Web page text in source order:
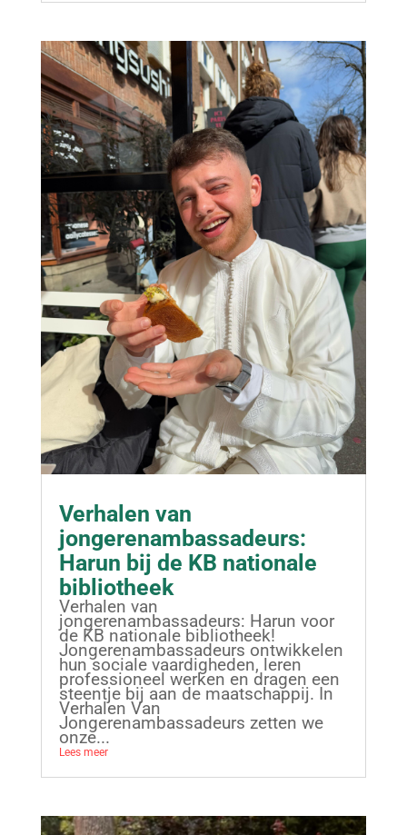
Verhalen van
jongerenambassadeurs:
Harun bij de KB nationale
bibliotheek
Verhalen van
jongerenambassadeurs: Harun voor
de KB nationale bibliotheek!
Jongerenambassadeurs ontwikkelen
hun sociale vaardigheden, leren
professioneel werken en dragen een
steentje bij aan de maatschappij. In
Verhalen Van
Jongerenambassadeurs zetten we
onze...
Lees meer